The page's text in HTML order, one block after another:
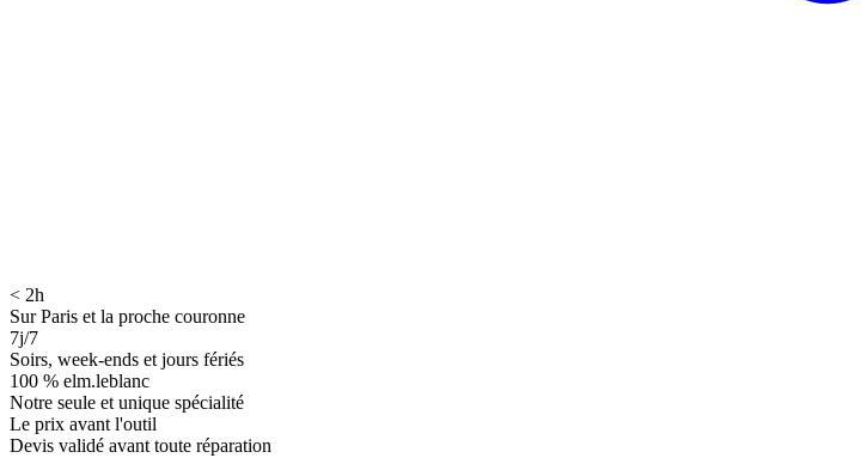
< 2h
Sur Paris et la proche couronne
7j/7
Soirs, week-ends et jours fériés
100 % elm.leblanc
Notre seule et unique spécialité
Le prix avant l'outil
Devis validé avant toute réparation